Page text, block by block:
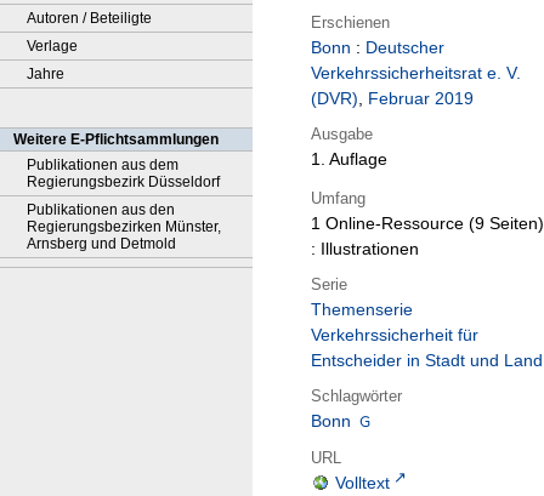
Autoren / Beteiligte
Verlage
Jahre
Weitere E-Pflichtsammlungen
Publikationen aus dem
Regierungsbezirk Düsseldorf
Publikationen aus den
Regierungsbezirken Münster,
Arnsberg und Detmold
Erschienen
Bonn : Deutscher
Verkehrssicherheitsrat e. V.
(DVR), Februar 2019
Ausgabe
1. Auflage
Umfang
1 Online-Ressource (9 Seiten)
: Illustrationen
Serie
Themenserie
Verkehrssicherheit für
Entscheider in Stadt und Land
Schlagwörter
Bonn
URL
Volltext